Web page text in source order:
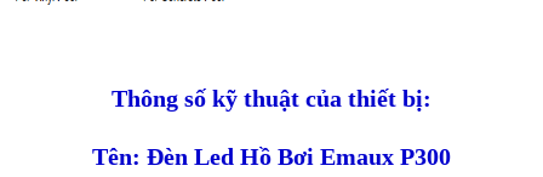
Thông số kỹ thuật của thiết bị:
Tên: Đèn Led Hồ Bơi Emaux P300